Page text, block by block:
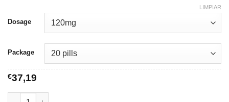
Dosage
Package
LIMPIAR
€37,19
Vega-Extra Cobra cantidad